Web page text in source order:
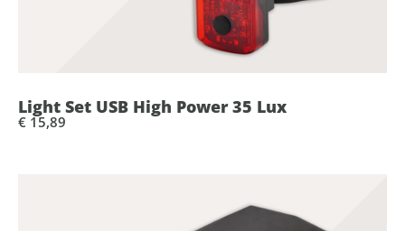
Light Set USB High Power 35 Lux
€ 15,89